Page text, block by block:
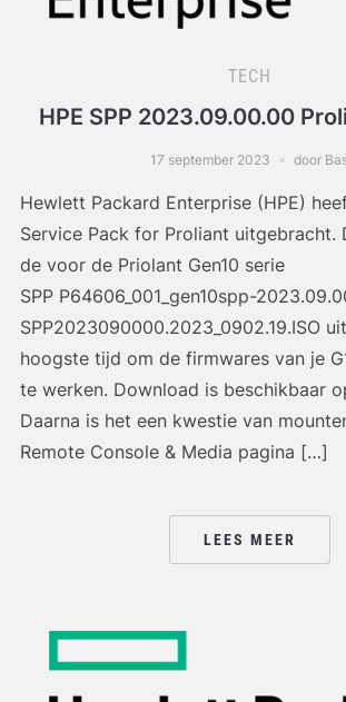
TECH
HPE SPP 2023.09.00.00
17 september 2023 door
Hewlett Packard Enterprise (HPE)
Service Pack for Proliant uitgebracht.
de voor de Priolant Gen10 serie
SPP P64606_001_gen10spp-
SPP2023090000.2023_0902.19.ISO
hoogste tijd om de firmwares van je
te werken. Download is beschikbaar
Daarna is het een kwestie van
Remote Console & Media pagina […]
LEES MEER